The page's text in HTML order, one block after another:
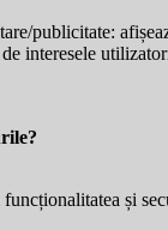
publicitate:
interesele
și